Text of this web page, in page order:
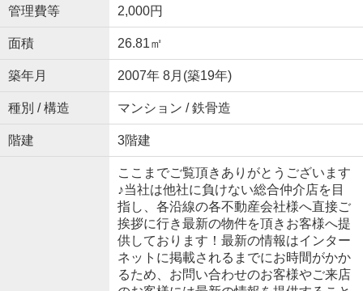
管理費等 2,000円
面積 26.81㎡
築年月 2007年 8月(築19年)
種別 / 構造 マンション / 鉄骨造
階建 3階建
ここまでご覧頂きありがとうございます
♪当社は他社に負けない総合仲介店を目
指し、各沿線の各不動産会社様へ直接ご
挨拶に行き最新の物件を頂きお客様へ提
供しております！最新の情報はインター
ネットに掲載されるまでにお時間がかか
るため、お問い合わせのお客様やご来店